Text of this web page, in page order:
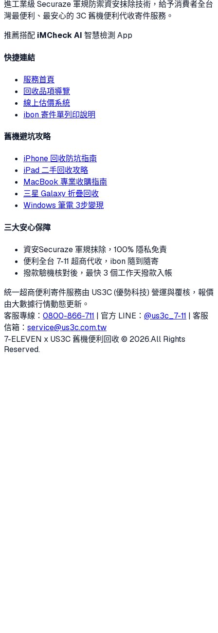
進工業級 Securaze 軍規防禦資安抹除技術，給予消費者全台
灣最便利、最安心的 3C 舊機便利代收寄件服務。
推薦搭配 iMCheck AI 智慧檢測 App
快捷連結
服務首頁
回收品項導覽
線上估價系統
ibon 寄件單列印說明
舊機避坑攻略
iPhone 回收防坑指南
iPad 二手回收攻略
MacBook 專業收購指南
三星 Galaxy 折疊回收
Windows 筆電 3步變現
三大安心保障
資安Securaze 軍規抹除，100% 隱私免責
便利全台 7-11 超商代收，ibon 隨到隨寄
撥款驗機核對後，最快 3 個工作天撥款入帳
統一超商便利寄件服務由 US3C (優勢科技) 營運與覆核，報價
由大數據行情動態更新。
客服專線： 0800-866-711 | 官方 LINE： @us3c_7-11 | 客服
信箱： service@us3c.com.tw
7-ELEVEN x US3C 舊機便利回收 © 2026.All Rights
Reserved.